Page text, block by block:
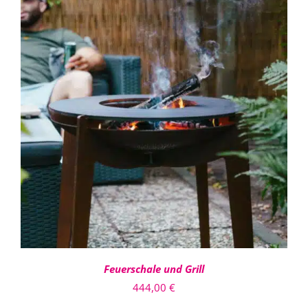
816,00 €
IN DEN WARENKORB
/
DETAILS
Feuerschale und Grill
444,00 €